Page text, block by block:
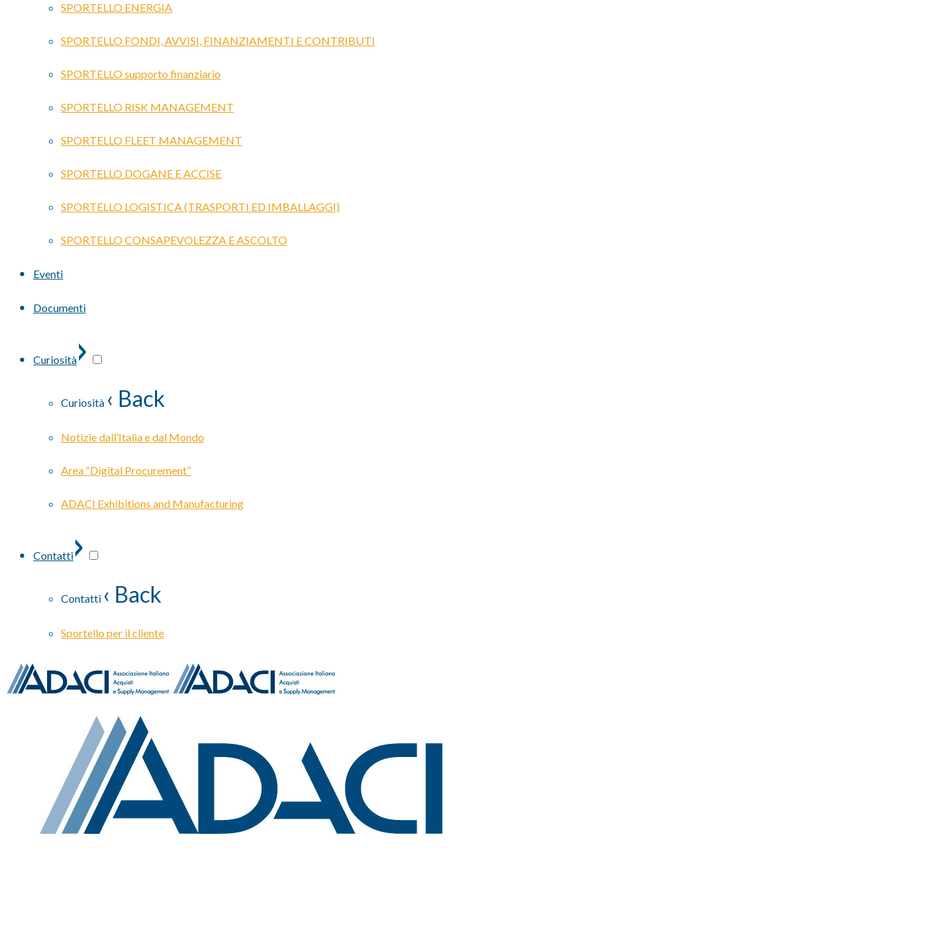
SPORTELLO ENERGIA
SPORTELLO FONDI, AVVISI, FINANZIAMENTI E CONTRIBUTI
SPORTELLO supporto finanziario
SPORTELLO RISK MANAGEMENT
SPORTELLO FLEET MANAGEMENT
SPORTELLO DOGANE E ACCISE
SPORTELLO LOGISTICA (TRASPORTI ED IMBALLAGGI)
SPORTELLO CONSAPEVOLEZZA E ASCOLTO
Eventi
Documenti
Curiosità›
Curiosità ‹ Back
Notizie dall’Italia e dal Mondo
Area “Digital Procurement”
ADACI Exhibitions and Manufacturing
Contatti›
Contatti ‹ Back
Sportello per il cliente